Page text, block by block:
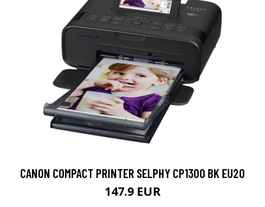
CANON COMPACT PRINTER SELPHY CP1300 BK EU20
147.9 EUR